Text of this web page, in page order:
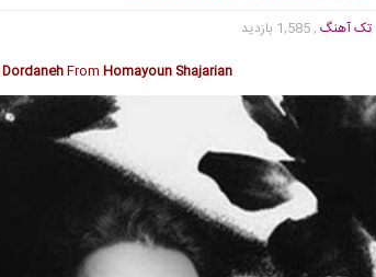
تک آهنگ, 1,585 بازدید
FromHomayoun Shajarian